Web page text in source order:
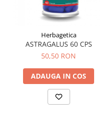
Surmenaj școlar
Tensiunea arteriala
Tuse mixtă
Tuse productivă
Tuse seacă
Ulcer
Herbagetica
ASTRAGALUS 60 CPS
50,50 RON
ADAUGA IN COS